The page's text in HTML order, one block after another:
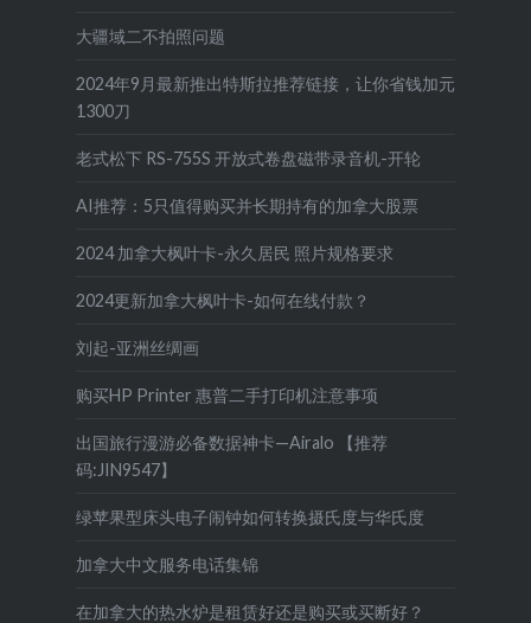
大疆域二不拍照问题
2024年9月最新推出特斯拉推荐链接，让你省钱加元
1300刀
老式松下 RS-755S 开放式卷盘磁带录音机-开轮
AI推荐：5只值得购买并长期持有的加拿大股票
2024 加拿大枫叶卡-永久居民 照片规格要求
2024更新加拿大枫叶卡-如何在线付款？
刘起-亚洲丝绸画
购买HP Printer 惠普二手打印机注意事项
出国旅行漫游必备数据神卡—Airalo 【推荐
码:JIN9547】
绿苹果型床头电子闹钟如何转换摄氏度与华氏度
加拿大中文服务电话集锦
在加拿大的热水炉是租赁好还是购买或买断好？